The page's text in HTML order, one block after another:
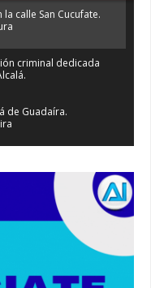
calle San Cucufate.
criminal dedicada
de Guadaíra.
hay registros en